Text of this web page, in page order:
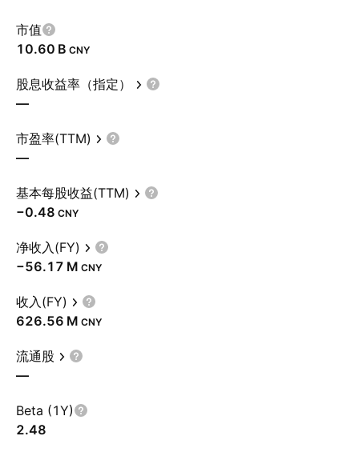
市值
‪10.60 B‬ CNY
股息收益率（指定）
—
市盈率(TTM)
—
基本每股收益(TTM)
−0.48 CNY
净收入(FY)
‪−56.17 M‬ CNY
收入(FY)
‪626.56 M‬ CNY
流通股
—
Beta (1Y)
2.48